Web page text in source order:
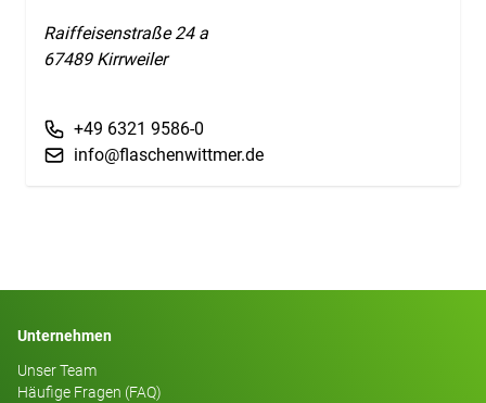
Raiffeisenstraße 24 a
67489 Kirrweiler
+49 6321 9586-0
info@flaschenwittmer.de
Unternehmen
Unser Team
Häufige Fragen (FAQ)